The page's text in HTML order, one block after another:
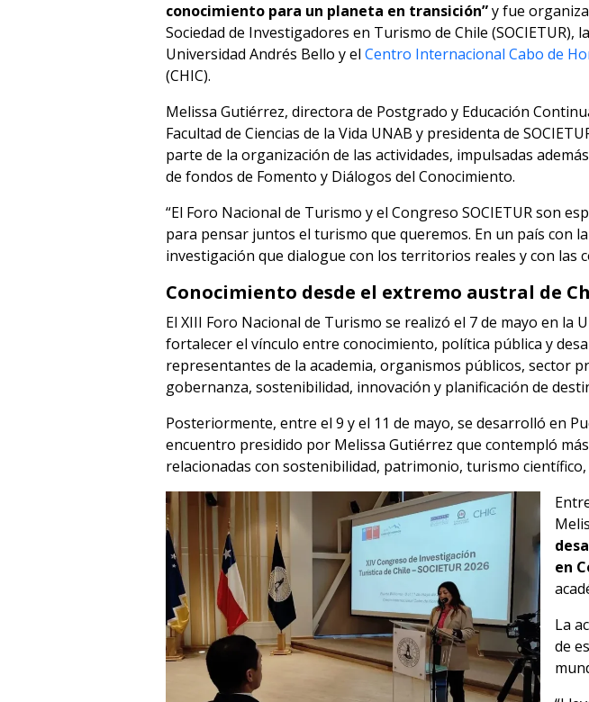
conocimiento para un planeta en transición”y fue
Sociedad de Investigadores en Turismo de Chile (SOCIETUR), la
Universidad Andrés Bello y el Centro Internacional Cabo de
(CHIC).
Melissa Gutiérrez, directora de Postgrado y Educación
Facultad de Ciencias de la Vida UNAB y presidenta de
parte de la organización de las actividades, impulsadas
de fondos de Fomento y Diálogos del Conocimiento.
“El Foro Nacional de Turismo y el Congreso SOCIETUR son
para pensar juntos el turismo que queremos. En un país con
investigación que dialogue con los territorios reales y con las
Conocimiento desde el extremo austral de
El XIII Foro Nacional de Turismo se realizó el 7 de mayo en
fortalecer el vínculo entre conocimiento, política pública y
representantes de la academia, organismos públicos, sector
gobernanza, sostenibilidad, innovación y planificación de
Posteriormente, entre el 9 y el 11 de mayo, se desarrolló en
encuentro presidido por Melissa Gutiérrez que contempló
relacionadas con sostenibilidad, patrimonio, turismo
en
La
de